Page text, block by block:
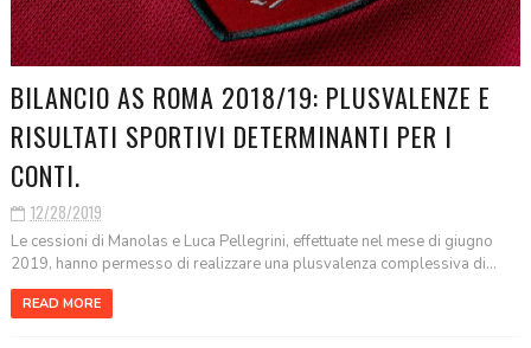
BILANCIO AS ROMA 2018/19: PLUSVALENZE E
RISULTATI SPORTIVI DETERMINANTI PER I
CONTI.
12/28/2019
Le cessioni di Manolas e Luca Pellegrini, effettuate nel mese di giugno
2019, hanno permesso di realizzare una plusvalenza complessiva di...
READ MORE